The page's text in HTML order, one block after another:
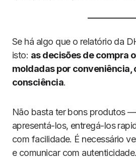
Se há algo que o relatório da
isto: as decisões de compra
moldadas por conveniência,
consciência.
Não basta ter bons produtos
apresentá-los, entregá-los
com facilidade. É necessário
e comunicar com autenticidade.